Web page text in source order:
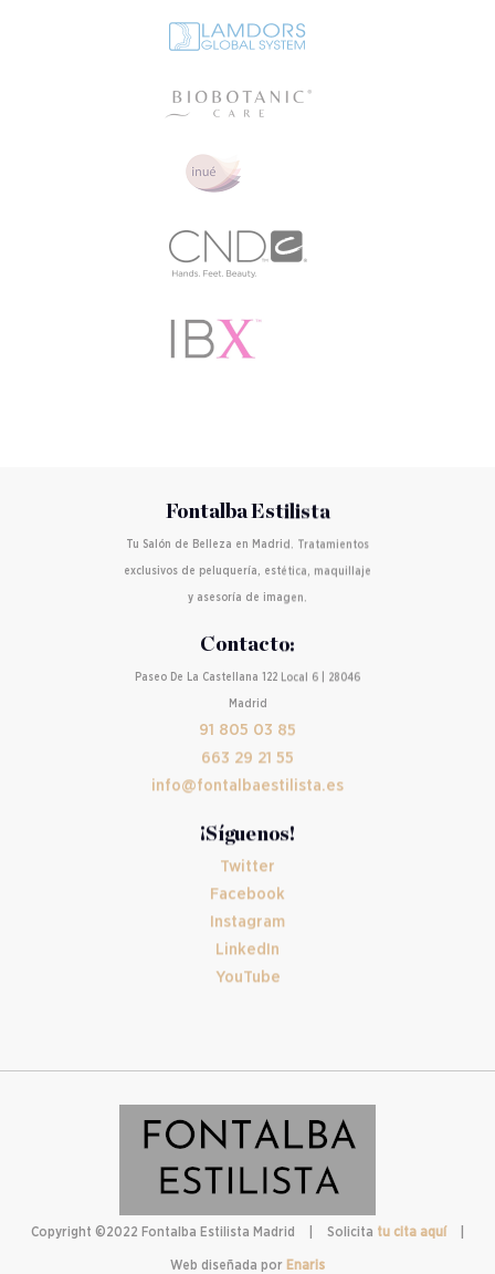
Fontalba Estilista
Tu Salón de Belleza en Madrid. Tratamientos
exclusivos de peluquería, estética, maquillaje
y asesoría de imagen.
Contacto:
Paseo De La Castellana 122 Local 6 | 28046
Madrid
91 805 03 85
663 29 21 55
info@fontalbaestilista.es
¡Síguenos!
Twitter
Facebook
Instagram
LinkedIn
YouTube
Copyright ©2022 Fontalba Estilista Madrid Solicita tu cita aquí
Web diseñada por Enaris